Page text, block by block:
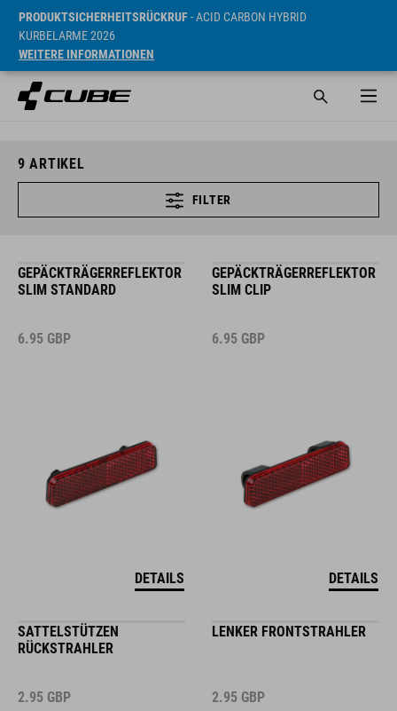
PRODUKTSICHERHEITSRÜCKRUF- ACID CARBON HYBRID
KURBELARME 2026
WEITERE INFORMATIONEN
9 ARTIKEL
FILTER
GEPÄCKTRÄGERREFLEKTOR
SLIM STANDARD
6.95 GBP
DETAILS
GEPÄCKTRÄGERREFLEKTOR
SLIM CLIP
6.95 GBP
DETAILS
SATTELSTÜTZEN
RÜCKSTRAHLER
2.95 GBP
LENKER FRONTSTRAHLER
2.95 GBP